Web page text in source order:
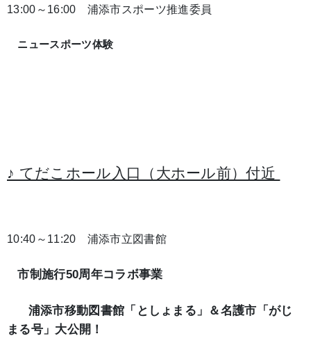
13:00～16:00 浦添市スポーツ推進委員
ニュースポーツ体験
♪ てだこホール入口（大ホール前）付近
10:40～11:20 浦添市立図書館
市制施行50周年コラボ事業
浦添市移動図書館「としょまる」＆名護市「がじ
まる号」大公開！